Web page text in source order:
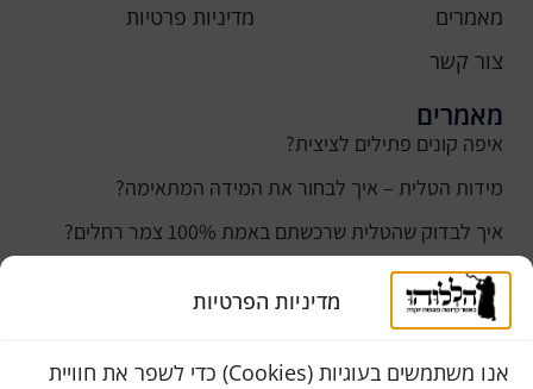
מדיניות הפרטיות
אנו משתמשים בעוגיות (Cookies) כדי לשפר את חוויית
מאמרים
צור קשר
מדיניות פרטיות
מאמרים
איפה קונים פתילים לציצית?
מידות הטלית – איך לבחור את המידה המתאימה?
איך לבדוק שהטלית שרכשתם באמת 100% צמר רחלים?
למה נהוג לקנות טלית לחתן ביום חתונתו?
כמה עולה טלית לחתן
סוגי טליתות